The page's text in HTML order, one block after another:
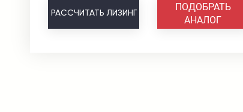
РАССЧИТАТЬ ЛИЗИНГ
ПОДОБРАТЬ
АНАЛОГ